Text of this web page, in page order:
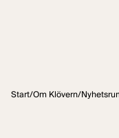
Start/Om Klövern/